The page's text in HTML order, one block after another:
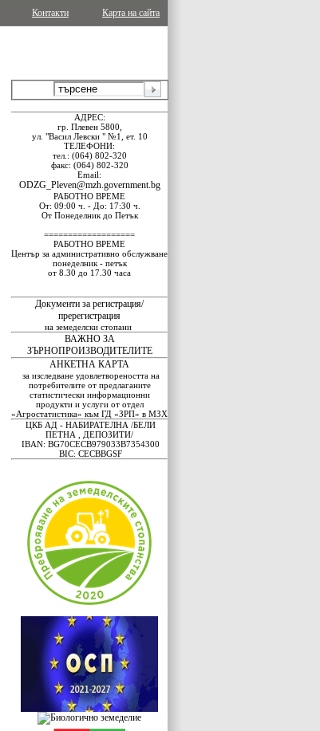
Карта на сайта
Контакти
АДРЕС:
гр. Плевен 5800,
ул. "Васил Левски " №1, ет. 10
ТЕЛЕФОНИ:
тел.: (064) 802-320
факс: (064) 802-320
Email:
ODZG_Pleven@mzh.government.bg
РАБОТНО ВРЕМЕ
От: 09:00 ч. - До: 17:30 ч.
От Понеделник до Петък
===================
РАБОТНО ВРЕМЕ
Център за административно обслужване
понеделник - петък
от 8.30 до 17.30 часа
Документи за регистрация/
пререгистрация
на земеделски стопани
ВАЖНО ЗА
ЗЪРНОПРОИЗВОДИТЕЛИТЕ
АНКЕТНА КАРТА
за изследване удовлетвореността на
потребителите от предлаганите
статистически информационни
продукти и услуги от отдел
«Агростатистика» към ГД «ЗРП» в МЗХ
ЦКБ АД - НАБИРАТЕЛНА /БЕЛИ
ПЕТНА , ДЕПОЗИТИ/
IBAN: BG70CECB979033B7354300
BIC: CECBBGSF